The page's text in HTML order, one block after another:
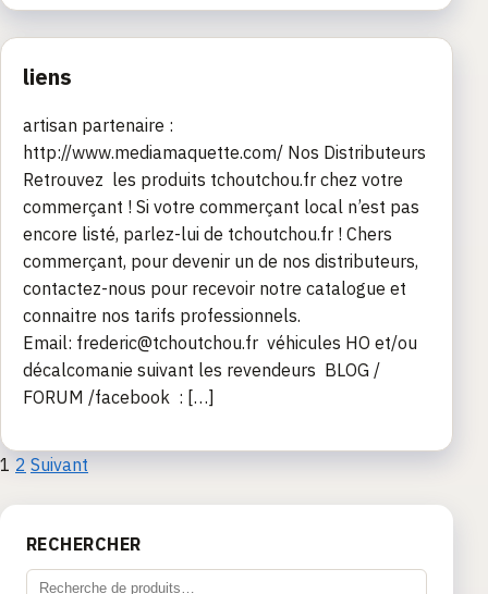
liens
artisan partenaire :
http://www.mediamaquette.com/ Nos Distributeurs
Retrouvez les produits tchoutchou.fr chez votre
commerçant ! Si votre commerçant local n’est pas
encore listé, parlez-lui de tchoutchou.fr ! Chers
commerçant, pour devenir un de nos distributeurs,
contactez-nous pour recevoir notre catalogue et
connaitre nos tarifs professionnels.
Email: frederic@tchoutchou.fr véhicules HO et/ou
décalcomanie suivant les revendeurs BLOG /
FORUM /facebook : […]
Pagination
des
publications
1 2 Suivant
RECHERCHER
Recherche